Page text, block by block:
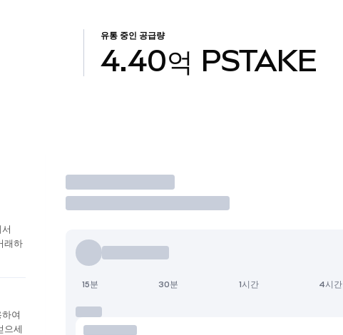
유통 중인 공급량
4.40억 PSTAKE
래하
여
으세
거래
15분 30분 1시간 4시간